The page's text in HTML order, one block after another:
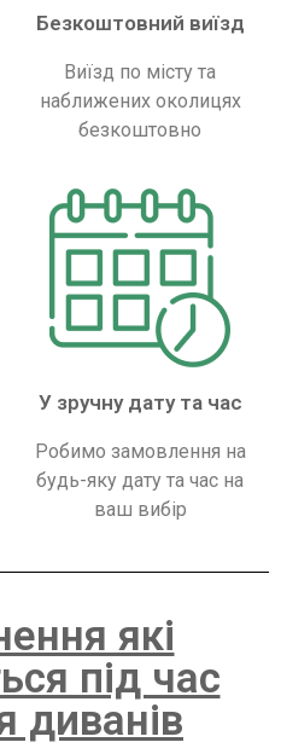
Безкоштовний виїзд
Виїзд по місту та
наближених околицях
безкоштовно
У зручну дату та час
Робимо замовлення на
будь-яку дату та час на
ваш вибір
які
під час
диванів